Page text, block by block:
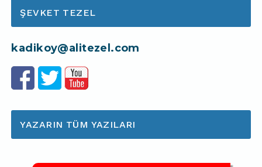
ŞEVKET TEZEL
kadikoy@alitezel.com
YAZARIN TÜM YAZILARI